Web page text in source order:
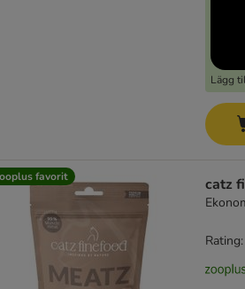
Lägg
favorit catz